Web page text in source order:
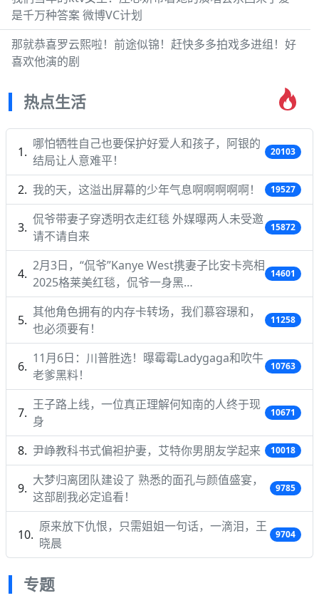
是千万种答案 微博VC计划
那就恭喜罗云熙啦！前途似锦！赶快多多拍戏多进组！好
喜欢他演的剧
热点生活
哪怕牺牲自己也要保护好爱人和孩子，阿银的
结局让人意难平！
20103
我的天，这溢出屏幕的少年气息啊啊啊啊啊！ 19527
侃爷带妻子穿透明衣走红毯 外媒曝两人未受邀
请不请自来
15872
2月3日，“侃爷”Kanye West携妻子比安卡亮相
2025格莱美红毯，侃爷一身黑…
14601
其他角色拥有的内存卡转场，我们慕容璟和，
也必须要有！
11258
11月6日：川普胜选！曝霉霉Ladygaga和吹牛
老爹黑料！
10763
王子路上线，一位真正理解何知南的人终于现
身
10671
尹峥教科书式偏袒护妻，艾特你男朋友学起来 10018
大梦归离团队建设了 熟悉的面孔与颜值盛宴，
这部剧我必定追看！
9785
原来放下仇恨，只需姐姐一句话，一滴泪，王
晓晨
9704
专题